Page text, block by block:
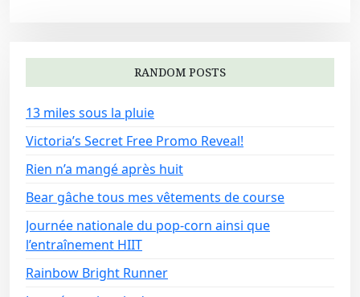
RANDOM POSTS
13 miles sous la pluie
Victoria’s Secret Free Promo Reveal!
Rien n’a mangé après huit
Bear gâche tous mes vêtements de course
Journée nationale du pop-corn ainsi que
l’entraînement HIIT
Rainbow Bright Runner